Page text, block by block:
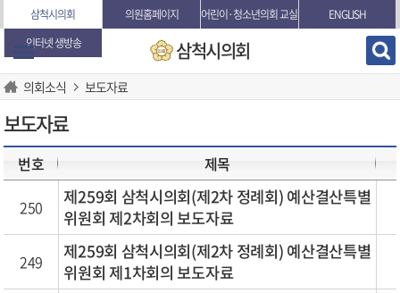
본문바로가기
삼척시의회 의원홈페이지 어린이·청소년의회 교실
ENGLISH
인터넷 생방송
삼척시의회
의회소식 보도자료
보도자료
번호 제목
250
제259회 삼척시의회(제2차 정례회) 예산결산특별
위원회 제2차회의 보도자료
249
제259회 삼척시의회(제2차 정례회) 예산결산특별
위원회 제1차회의 보도자료